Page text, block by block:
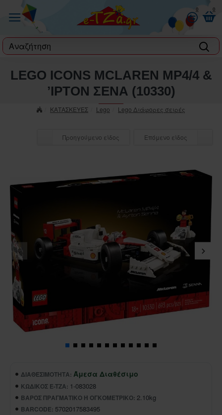
0 0
label
ΚΑΤΑΣΚΕΥΕΣ Lego Lego Διάφορες σειρές
LEGO ICONS MCLAREN MP4/4 &
ʼΙΡΤΟΝ ΣΕΝΑ (10330)
Προηγούμενο είδος Επόμενο είδος
ΔΙΑΘΕΣΙΜΌΤΗΤΑ: Άμεσα Διαθέσιμο
ΚΩΔΙΚΌΣ E-TZA: 1-083028
ΒΆΡΟΣ ΠΡΑΓΜΑΤΙΚΌ Ή ΟΓΚΟΜΕΤΡΙΚΌ: 2.10kg
BARCODE: 5702017583495